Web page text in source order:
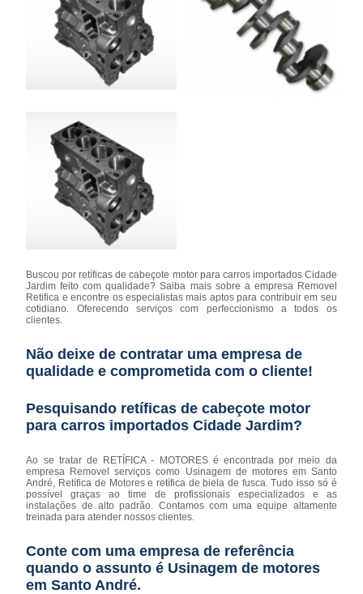
Buscou por retíficas de cabeçote motor para carros importados Cidade
Jardim feito com qualidade? Saiba mais sobre a empresa Removel
Retifica e encontre os especialistas mais aptos para contribuir em seu
cotidiano. Oferecendo serviços com perfeccionismo a todos os
clientes.
Não deixe de contratar uma empresa de
qualidade e comprometida com o cliente!
Pesquisando retíficas de cabeçote motor
para carros importados Cidade Jardim?
Ao se tratar de RETÍFICA - MOTORES é encontrada por meio da
empresa Removel serviços como Usinagem de motores em Santo
André, Retífica de Motores e retífica de biela de fusca. Tudo isso só é
possível graças ao time de profissionais especializados e as
instalações de alto padrão. Contamos com uma equipe altamente
treinada para atender nossos clientes.
Conte com uma empresa de referência
quando o assunto é Usinagem de motores
em Santo André.